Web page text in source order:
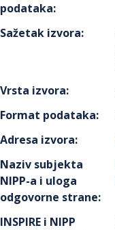
podataka:
Sažetak izvora:
Vrsta izvora:
Format podataka:
Adresa izvora:
Naziv subjekta
NIPP-a i uloga
odgovorne strane:
INSPIRE i NIPP